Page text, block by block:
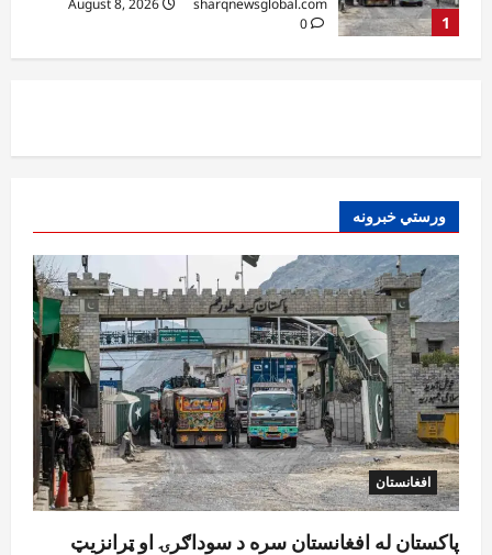
2
0
4
ننګرهار کې د تېلو یو شمېر پمپونه وتړل شول
sharqnewsglobal.com
0
5
افغانستان
ټولګټو وزارت: قیصار ـ لامان سړک رغنیزې
چارې په بېلابېلو برخو کې روانې دي
sharqnewsglobal.com
August 6, 2026
0
ورستي خبرونه
افغانستان
پاکستان له افغانستان سره د سوداګرۍ او ټرانزیټ